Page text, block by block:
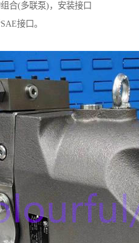
合(多联泵)，安装接口
接口。